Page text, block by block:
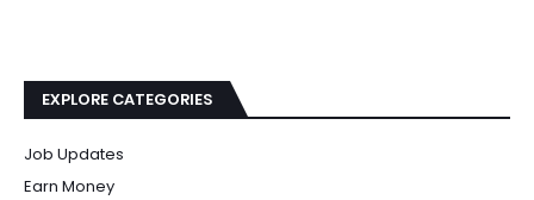
EXPLORE CATEGORIES
Job Updates
Earn Money